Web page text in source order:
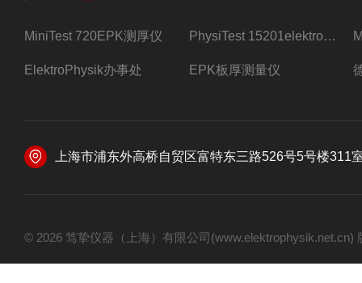
MiniTest 720EPK测厚仪 PhysiTest 15201elektrophysik测厚仪
ElektroPhysik办事处 EPK板厚测量仪
上海市浦东外高桥自贸区富特东三路526号5号楼311
© 2026 笃挚仪器（上海）有限公司